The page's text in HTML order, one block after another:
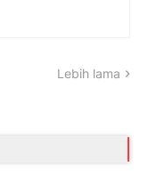
Lebih lama